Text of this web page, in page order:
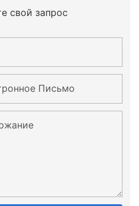
свой запрос
Письмо